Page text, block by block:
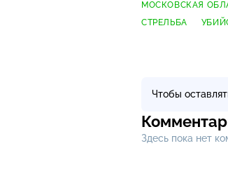
МОСКОВСКАЯ
СТРЕЛЬБА
Чтобы
Здесь пока нет